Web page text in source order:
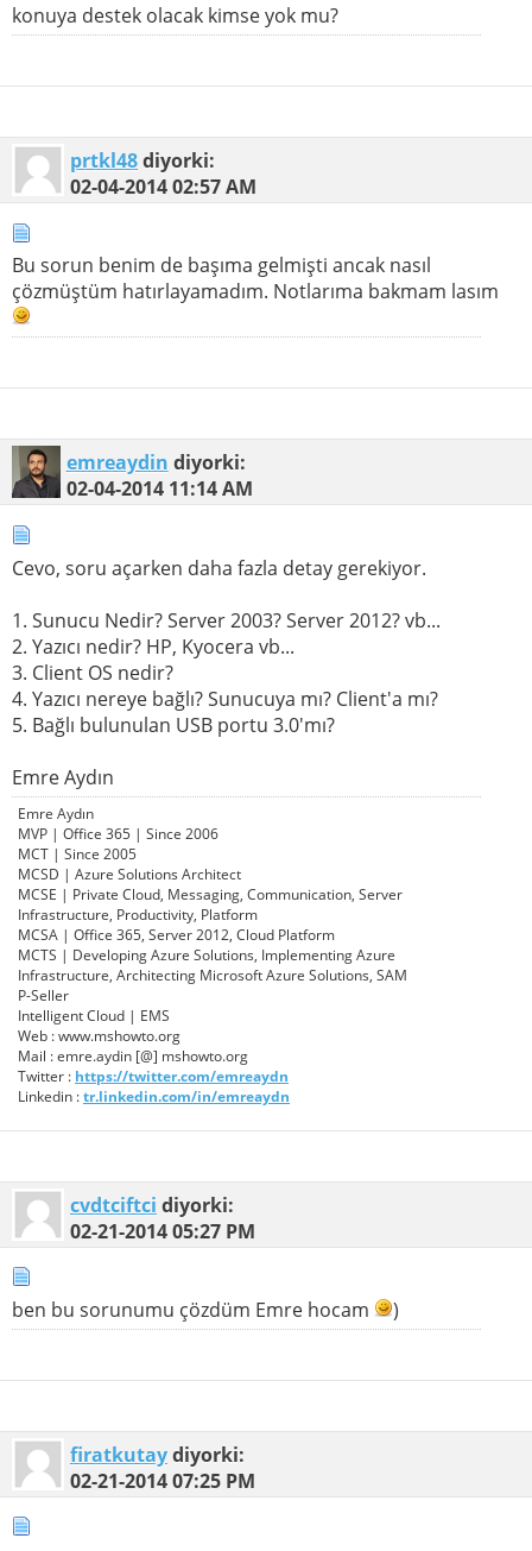
konuya destek olacak kimse yok mu?
prtkl48diyorki:
02-04-201402:57 AM
Bu sorun benim de başıma gelmişti ancak nasıl
çözmüştüm hatırlayamadım. Notlarıma bakmam lasım
emreaydin diyorki:
02-04-2014 11:14 AM
Cevo, soru açarken daha fazla detay gerekiyor.
1. Sunucu Nedir? Server 2003? Server 2012? vb...
2. Yazıcı nedir? HP, Kyocera vb...
3. Client OS nedir?
4. Yazıcı nereye bağlı? Sunucuya mı? Client'a mı?
5. Bağlı bulunulan USB portu 3.0'mı?
Emre Aydın
Emre Aydın
MVP | Office 365 | Since 2006
MCT | Since 2005
MCSD | Azure Solutions Architect
MCSE | Private Cloud, Messaging, Communication, Server
Infrastructure, Productivity, Platform
MCSA | Office 365, Server 2012, Cloud Platform
MCTS | Developing Azure Solutions, Implementing Azure
Infrastructure, Architecting Microsoft Azure Solutions, SAM
P-Seller
Intelligent Cloud | EMS
Web : www.mshowto.org
Mail : emre.aydin [@] mshowto.org
Twitter : https://twitter.com/emreaydn
Linkedin :tr.linkedin.com/in/emreaydn
cvdtciftci diyorki:
02-21-201405:27 PM
ben bu sorunumu çözdüm Emre hocam )
firatkutaydiyorki:
02-21-201407:25 PM